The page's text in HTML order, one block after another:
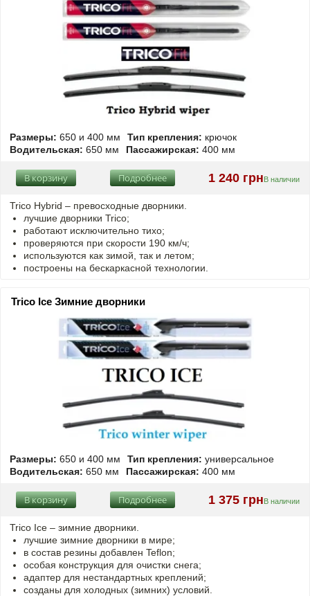
Размеры: 650 и 400 мм Тип крепления: крючок
Водительская: 650 мм Пассажирская: 400 мм
1 240 грнВ наличии
Подробнее
В корзину
Trico Hybrid – превосходные дворники.
лучшие дворники Trico;
работают исключительно тихо;
проверяются при скорости 190 км/ч;
используются как зимой, так и летом;
построены на бескаркасной технологии.
Trico Ice Зимние дворники
Размеры: 650 и 400 мм Тип крепления: универсальное
Водительская: 650 мм Пассажирская: 400 мм
1 375 грнВ наличии
Подробнее
В корзину
Trico Ice – зимние дворники.
лучшие зимние дворники в мире;
в состав резины добавлен Teflon;
особая конструкция для очистки снега;
адаптер для нестандартных креплений;
созданы для холодных (зимних) условий.